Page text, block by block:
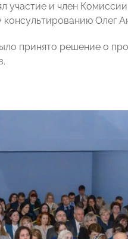
участие и член
Олег
принято решение о